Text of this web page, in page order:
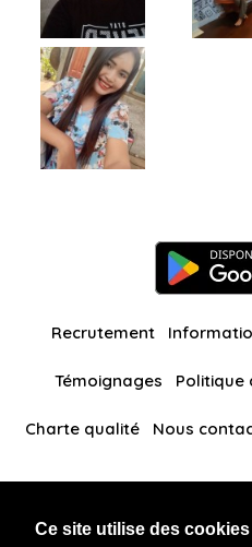
Ce site utilise des
Recrutement
Témoignages Politique
Charte qualité Nous